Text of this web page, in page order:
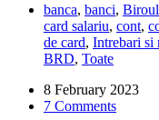
a
raportat
la
Biroul
Credit
pentru
banca, banci,
card salariu, cont,
de card, Intrebari si
BRD, Toate
8 February 2023
7 Comments